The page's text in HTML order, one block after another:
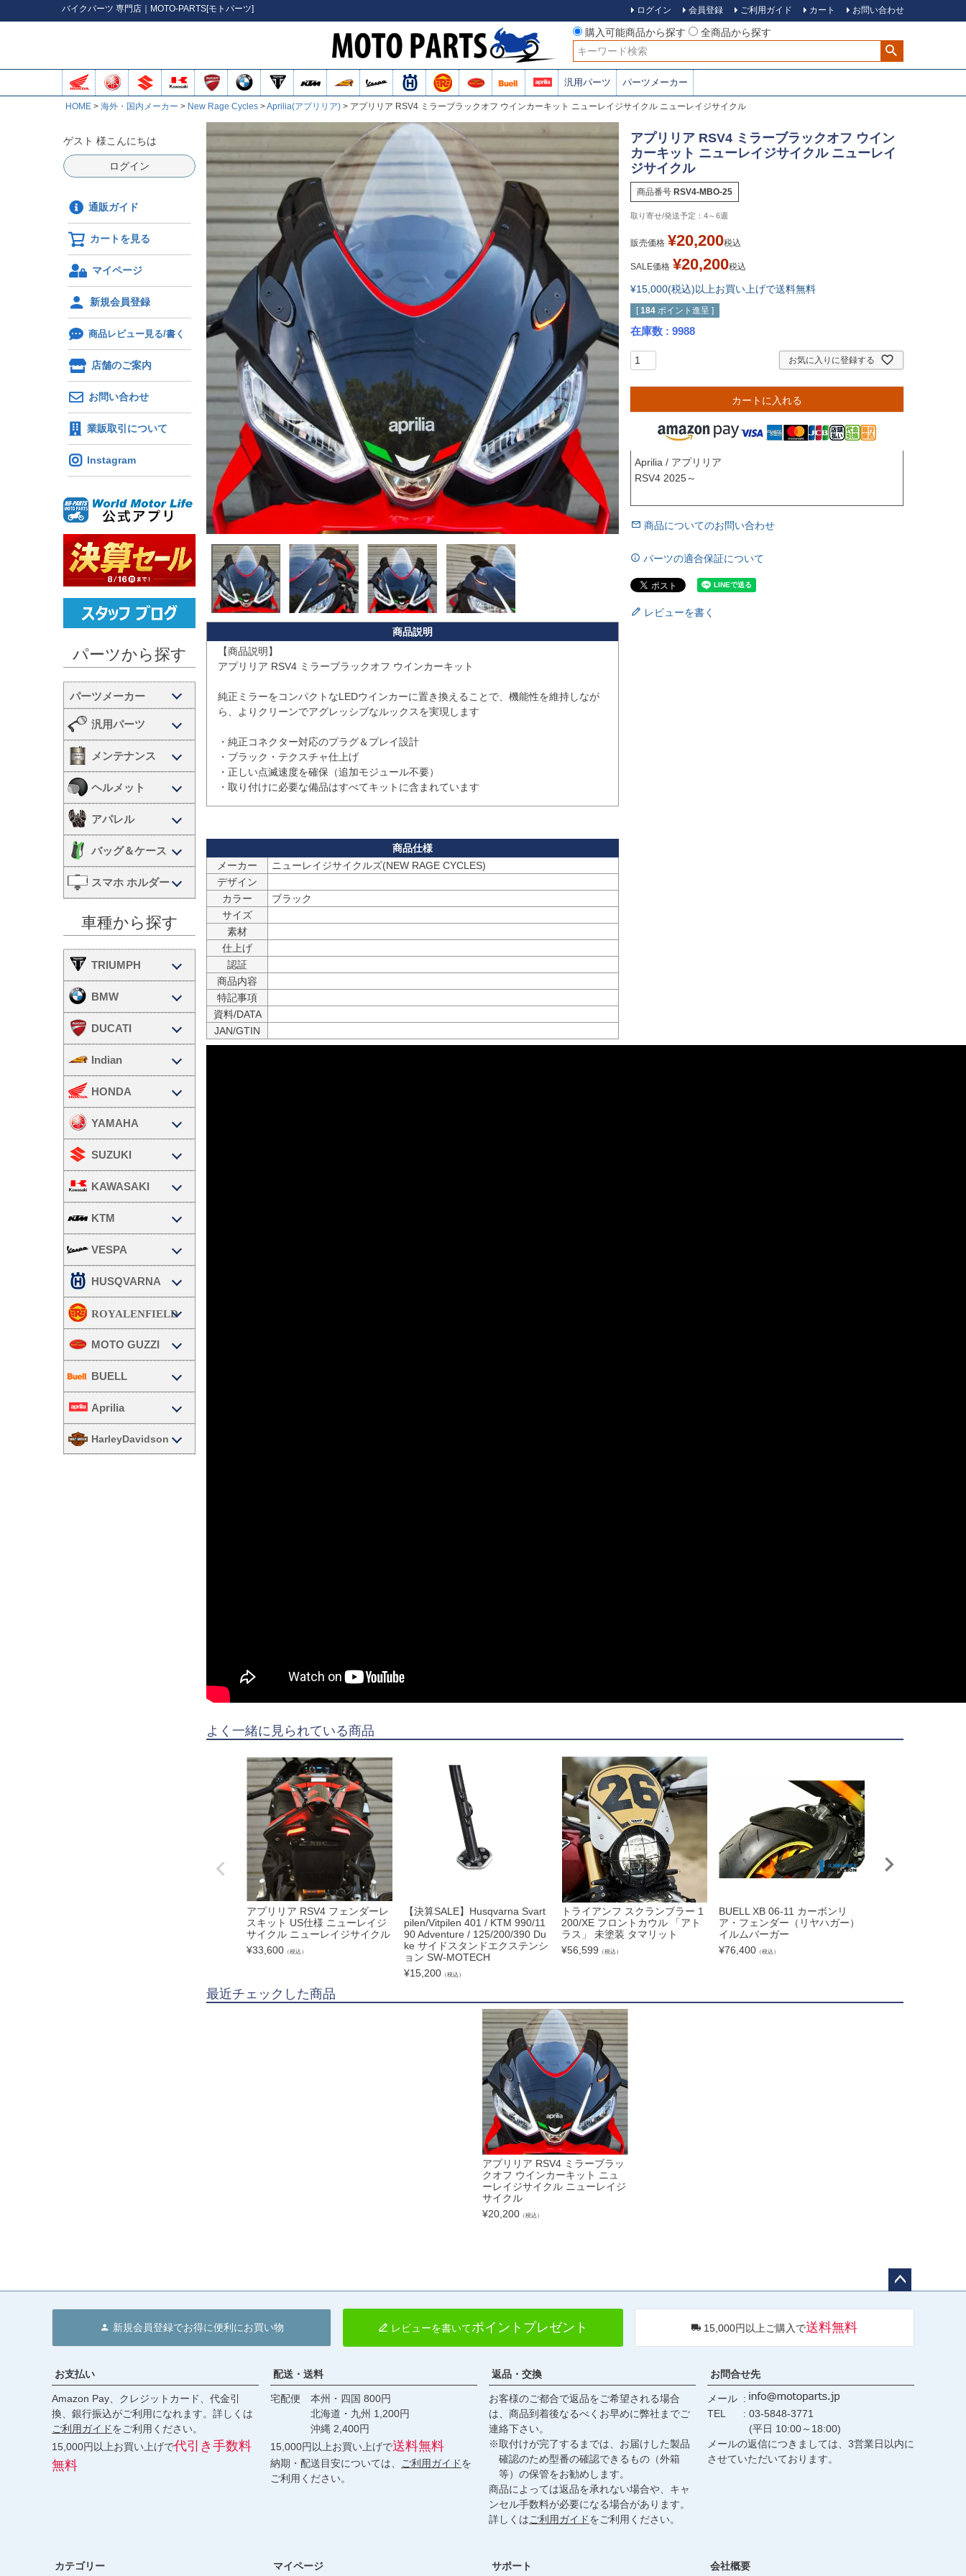
バイクパーツ 専門店｜MOTO-PARTS[モトパーツ] ログイン 会員登録 ご利用ガイド カート お問い合わせ
購入可能商品から探す
全商品から探す
検索
汎用パーツ パーツメーカー
HOME 海外・国内メーカー New Rage Cycles Aprilia(アプリリア) アプリリア RSV4 ミラーブラックオフ ウインカーキット ニューレイジサイクル ニューレイジサイクル
ゲスト 様こんにちは
ログイン
通販ガイド
カートを見る
マイページ
新規会員登録
商品レビュー見る/書く
店舗のご案内
お問い合わせ
業販取引について
Instagram
パーツから探す
汎用パーツ
メンテナンス
ヘルメット
アパレル
バッグ＆ケース
スマホ ホルダー
車種から探す
TRIUMPH
BMW
DUCATI
Indian
HONDA
YAMAHA
SUZUKI
KAWASAKI
KTM
VESPA
HUSQVARNA
MOTO GUZZI
BUELL
Aprilia
HarleyDavidson
【商品説明】
アプリリア RSV4 ミラーブラックオフ ウインカーキット
純正ミラーをコンパクトなLEDウインカーに置き換えることで、機能性を維持しなが
ら、よりクリーンでアグレッシブなルックスを実現します
・純正コネクター対応のプラグ＆プレイ設計
・ブラック・テクスチャ仕上げ
・正しい点滅速度を確保（追加モジュール不要）
・取り付けに必要な備品はすべてキットに含まれています
メーカー
ニューレイジサイクルズ(NEW RAGE CYCLES)
デザイン
カラー
ブラック
サイズ
素材
仕上げ
認証
商品内容
特記事項
資料/DATA
JAN/GTIN
アプリリア RSV4 ミラーブラックオフ ウイン
カーキット ニューレイジサイクル ニューレイ
ジサイクル
商品番号 RSV4-MBO-25
4～6週
販売価格 ¥20,200税込
SALE価格 ¥20,200税込
¥15,000(税込)以上お買い上げで送料無料
[ 184 ポイント進呈 ]
在庫数 9988
お気に入りに登録する
カートに入れる
Aprilia / アプリリア
RSV4 2025～
商品についてのお問い合わせ
パーツの適合保証について
レビューを書く
よく一緒に見られている商品
アプリリア RSV4 フェンダーレ
スキット US仕様 ニューレイジ
サイクル ニューレイジサイクル
¥33,600 （税込）
【決算SALE】Husqvarna Svart
pilen/Vitpilen 401 / KTM 990/11
90 Adventure / 125/200/390 Du
ke サイドスタンドエクステンシ
ョン SW-MOTECH
¥15,200 （税込）
トライアンフ スクランブラー 1
200/XE フロントカウル 「アト
ラス」 未塗装 タマリット
¥56,599 （税込）
BUELL XB 06-11 カーボンリ
ア・フェンダー（リヤハガー）
イルムバーガー
¥76,400 （税込）
最近チェックした商品
アプリリア RSV4 ミラーブラッ
クオフ ウインカーキット ニュ
ーレイジサイクル ニューレイジ
サイクル
¥20,200（税込）
へ
新規会員登録でお得に便利にお買い物 レビューを書いてポイントプレゼント 15,000円以上ご購入で送料無料
お支払い
Amazon Pay、クレジットカード、代金引
換、銀行振込がご利用になれます。詳しくは
ご利用ガイドをご利用ください。
15,000円以上お買い上げで代引き手数料
無料
配送・送料
宅配便 本州・四国 800円
北海道・九州 1,200円
沖縄 2,400円
15,000円以上お買い上げで送料無料
納期・配送目安については、 ご利用ガイドを
ご利用ください。
返品・交換
お客様のご都合で返品をご希望される場合
は、商品到着後なるべくお早めに弊社までご
連絡下さい。
※取付けが完了するまでは、お届けした製品
確認のため型番の確認できるもの（外箱
等）の保管をお勧めします。
商品によっては返品を承れない場合や、キャ
ンセル手数料が必要になる場合があります。
詳しくはご利用ガイドをご利用ください。
お問合せ先
メール
TEL
03-5848-3771
(平日 10:00～18:00)
メールの返信につきましては、3営業日以内に
させていただいております。
カテゴリー マイページ サポート 会社概要